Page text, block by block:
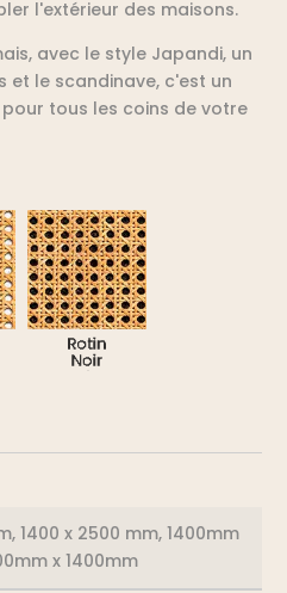
l'extérieur des maisons.
avec le style Japandi, un
et le scandinave, c'est un
tous les coins de votre
1400 x 2500 mm, 1400mm
x 1400mm